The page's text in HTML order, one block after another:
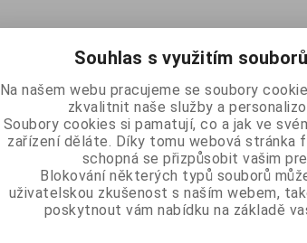
Souhlas s využitím
Na našem webu pracujeme se soubory
zkvalitnit naše služby a
Soubory cookies si pamatují, co a jak ve
zařízení děláte. Díky tomu webová stránka
schopná se přizpůsobit vašim
Blokování některých typů souborů
uživatelskou zkušenost s naším webem,
poskytnout vám nabídku na základě